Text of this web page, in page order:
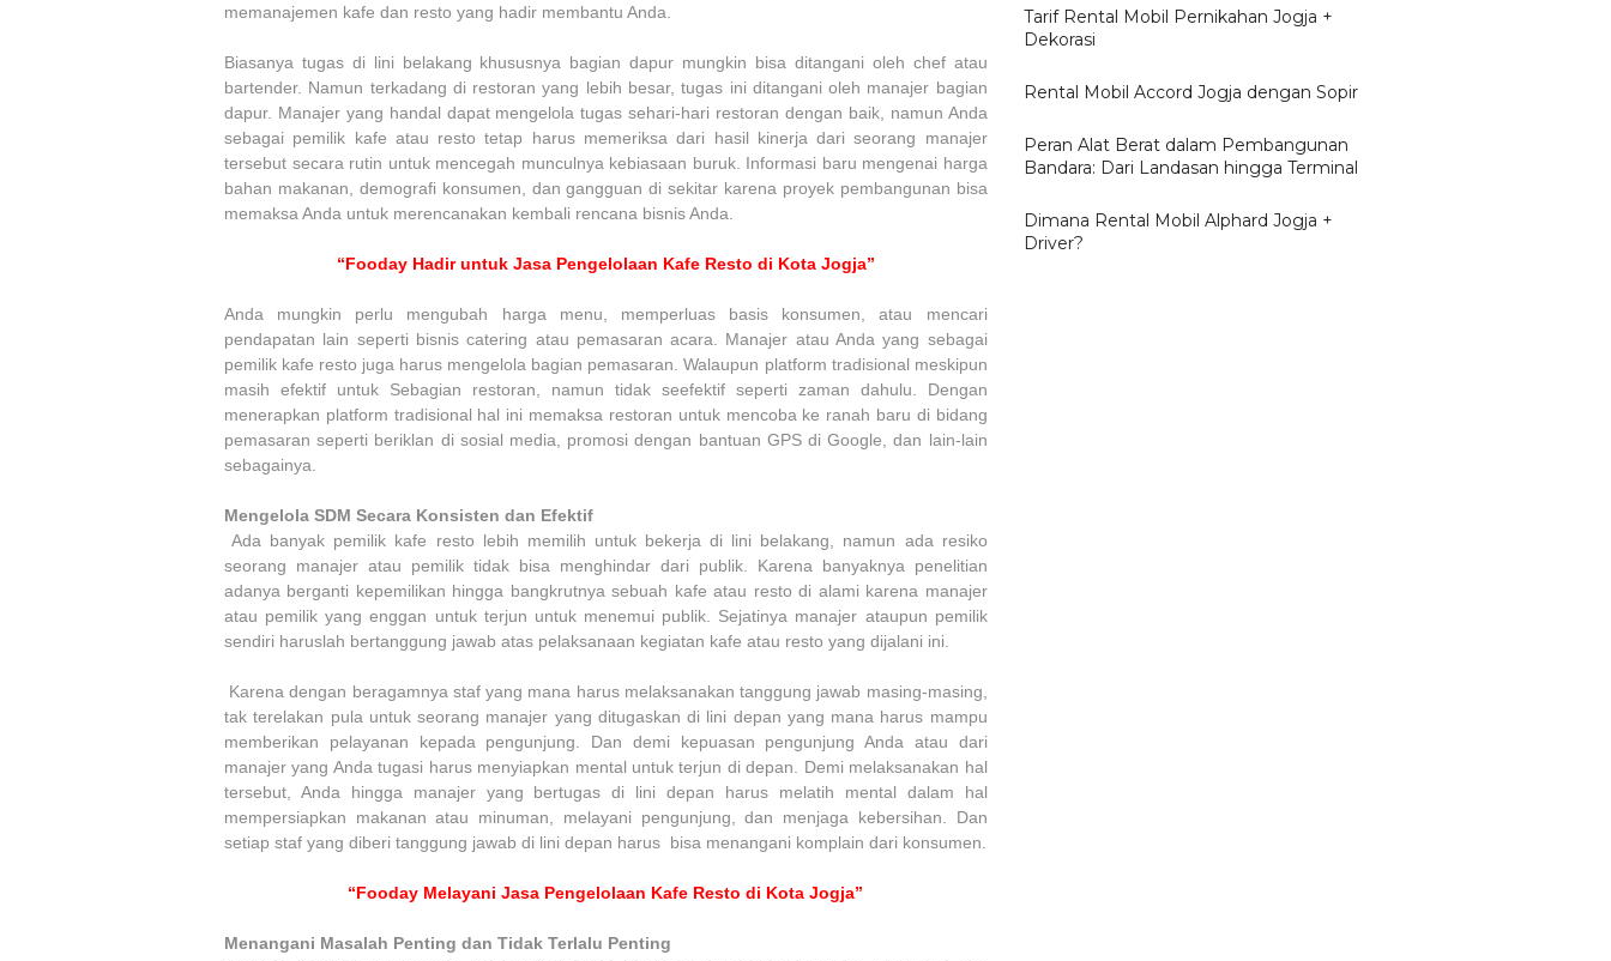
memanajemen kafe dan resto yang hadir membantu Anda.
Biasanya tugas di lini belakang khususnya bagian dapur mungkin bisa ditangani oleh chef atau
bartender. Namun terkadang di restoran yang lebih besar, tugas ini ditangani oleh manajer bagian
dapur. Manajer yang handal dapat mengelola tugas sehari-hari restoran dengan baik, namun Anda
sebagai pemilik kafe atau resto tetap harus memeriksa dari hasil kinerja dari seorang manajer
tersebut secara rutin untuk mencegah munculnya kebiasaan buruk. Informasi baru mengenai harga
bahan makanan, demografi konsumen, dan gangguan di sekitar karena proyek pembangunan bisa
memaksa Anda untuk merencanakan kembali rencana bisnis Anda.
“Fooday Hadir untuk Jasa Pengelolaan Kafe Resto di Kota Jogja”
Anda mungkin perlu mengubah harga menu, memperluas basis konsumen, atau mencari
pendapatan lain seperti bisnis catering atau pemasaran acara. Manajer atau Anda yang sebagai
pemilik kafe resto juga harus mengelola bagian pemasaran. Walaupun platform tradisional meskipun
masih efektif untuk Sebagian restoran, namun tidak seefektif seperti zaman dahulu. Dengan
menerapkan platform tradisional hal ini memaksa restoran untuk mencoba ke ranah baru di bidang
pemasaran seperti beriklan di sosial media, promosi dengan bantuan GPS di Google, dan lain-lain
sebagainya.
Mengelola SDM Secara Konsisten dan Efektif
Ada banyak pemilik kafe resto lebih memilih untuk bekerja di lini belakang, namun ada resiko
seorang manajer atau pemilik tidak bisa menghindar dari publik. Karena banyaknya penelitian
adanya berganti kepemilikan hingga bangkrutnya sebuah kafe atau resto di alami karena manajer
atau pemilik yang enggan untuk terjun untuk menemui publik. Sejatinya manajer ataupun pemilik
sendiri haruslah bertanggung jawab atas pelaksanaan kegiatan kafe atau resto yang dijalani ini.
Karena dengan beragamnya staf yang mana harus melaksanakan tanggung jawab masing-masing,
tak terelakan pula untuk seorang manajer yang ditugaskan di lini depan yang mana harus mampu
memberikan pelayanan kepada pengunjung. Dan demi kepuasan pengunjung Anda atau dari
manajer yang Anda tugasi harus menyiapkan mental untuk terjun di depan. Demi melaksanakan hal
tersebut, Anda hingga manajer yang bertugas di lini depan harus melatih mental dalam hal
mempersiapkan makanan atau minuman, melayani pengunjung, dan menjaga kebersihan. Dan
setiap staf yang diberi tanggung jawab di lini depan harus bisa menangani komplain dari konsumen.
“Fooday Melayani Jasa Pengelolaan Kafe Resto di Kota Jogja”
Menangani Masalah Penting dan Tidak Terlalu Penting
Tarif Rental Mobil Pernikahan Jogja +
Dekorasi
Rental Mobil Accord Jogja dengan Sopir
Peran Alat Berat dalam Pembangunan
Bandara: Dari Landasan hingga Terminal
Dimana Rental Mobil Alphard Jogja +
Driver?